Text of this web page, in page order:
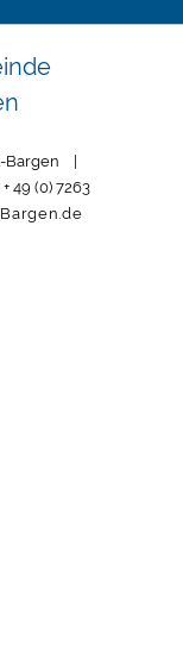
Bargen |
49 (0) 7263